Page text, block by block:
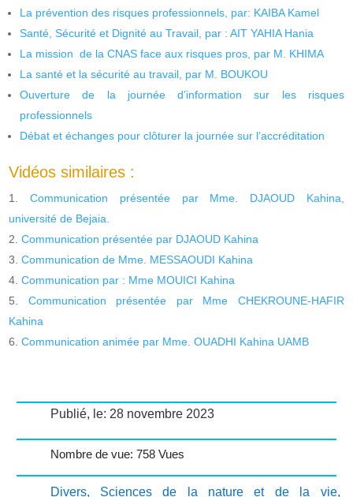
La prévention des risques professionnels, par: KAIBA Kamel
Santé, Sécurité et Dignité au Travail, par : AIT YAHIA Hania
La mission de la CNAS face aux risques pros, par M. KHIMA
La santé et la sécurité au travail, par M. BOUKOU
Ouverture de la journée d’information sur les risques
professionnels
Débat et échanges pour clôturer la journée sur l’accréditation
Vidéos similaires :
Communication présentée par Mme. DJAOUD Kahina,
université de Bejaia.
Communication présentée par DJAOUD Kahina
Communication de Mme. MESSAOUDI Kahina
Communication par : Mme MOUICI Kahina
Communication présentée par Mme CHEKROUNE-HAFIR
Kahina
Communication animée par Mme. OUADHI Kahina UAMB
Publié, le: 28 novembre 2023
Nombre de vue: 758 Vues
Divers, Sciences de la nature et de la vie,